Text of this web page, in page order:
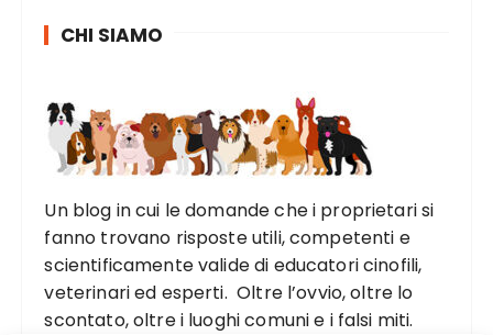
CHI SIAMO
Un blog in cui le domande che i proprietari si
fanno trovano risposte utili, competenti e
scientificamente valide di educatori cinofili,
veterinari ed esperti. Oltre l’ovvio, oltre lo
scontato, oltre i luoghi comuni e i falsi miti.